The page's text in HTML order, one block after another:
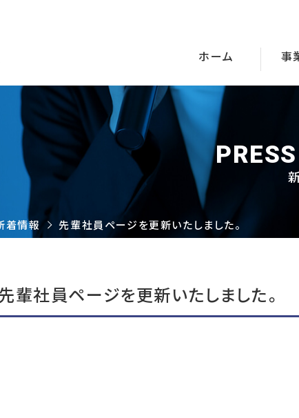
ホーム 事
着情報 先輩社員ページを更新いたしました。
輩社員ページを更新いたしました。